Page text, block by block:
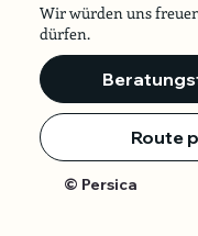
Wir würden uns
dürfen.
Route
© Persica